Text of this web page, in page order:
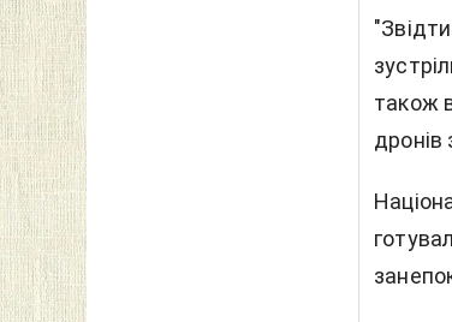
також
дронів